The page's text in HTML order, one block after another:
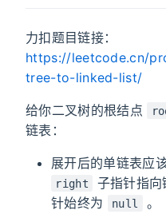
力扣题目链接：
https://leetcode.cn/
tree-to-linked-list/
给你二叉树的根结点
链表：
展开后的单链表应
right
子指针指
针始终为
null
。